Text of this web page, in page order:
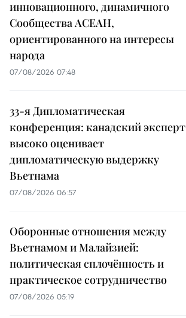
инновационного, динамичного
Сообщества АСЕАН,
ориентированного на интересы
народа
07/08/2026 07:48
33-я Дипломатическая
конференция: канадский эксперт
высоко оценивает
дипломатическую выдержку
Вьетнама
07/08/2026 06:57
Оборонные отношения между
Вьетнамом и Малайзией:
политическая сплочённость и
практическое сотрудничество
07/08/2026 05:19